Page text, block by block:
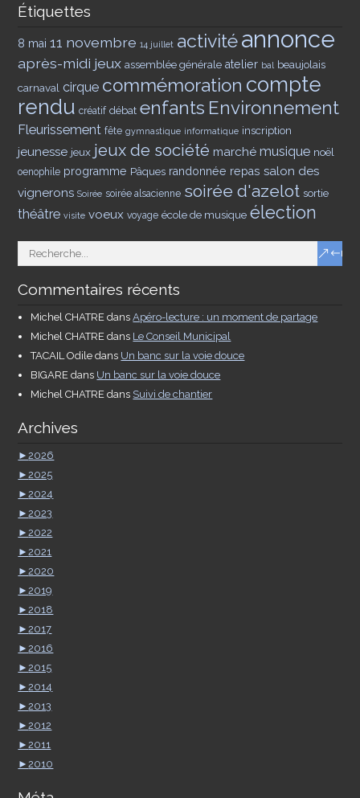
Étiquettes
8 mai 11 novembre 14 juillet activitéannonce
après-midi jeux assemblée générale atelier bal beaujolais
carnaval cirque commémoration compte
rendu créatif débat enfants Environnement
Fleurissement fête gymnastique informatique inscription
jeunesse jeux jeux de société marché musique noël
oenophile programme Pâques randonnée repas salon des
vignerons Soirée soirée alsacienne soirée d'azelot sortie
théâtre visite voeux voyage école de musique élection
Commentaires récents
Michel CHATRE dansApéro-lecture : un moment de partage
Michel CHATRE dans Le Conseil Municipal
TACAIL Odile dans Un banc sur la voie douce
BIGARE dans Un banc sur la voie douce
Michel CHATRE dans Suivi de chantier
Archives
►2026
►2025
►2024
►2023
►2022
►2021
►2020
►2019
►2018
►2017
►2016
►2015
►2014
►2013
►2012
►2011
►2010